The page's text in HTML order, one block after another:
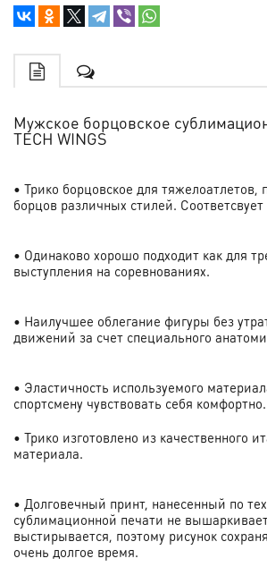
Мужское борцовское
TECH WINGS
• Трико борцовское для тяжелоатлетов,
борцов различных стилей.
• Одинаково хорошо подходит как для
выступления на соревнованиях.
• Наилучшее облегание фигуры без
движений за счет специального
• Эластичность используемого
спортсмену чувствовать себя комфортно.
• Трико изготовлено из качественного
материала.
• Долговечный принт, нанесенный по
сублимационной печати не
выстирывается, поэтому рисунок
очень долгое время.